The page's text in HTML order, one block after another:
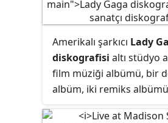
lise oyunlarında
sergiledi. Ayrıca müzik
odaklanmak için
bırakmadan önce
öğrenim gördü. Anlaşma
Def Jam Recordings'ten
çıkarıldıktan sonra
Amerikalı şarkıcı Lady
diskografisi altı stüdyo
film müziği albümü, bir
albüm, iki remiks